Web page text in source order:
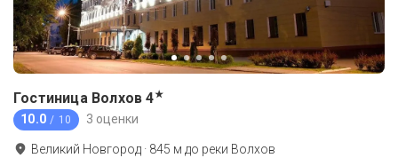
Гостиница Волхов 4★
10.0 / 10 3 оценки
Великий Новгород · 845 м до реки Волхов